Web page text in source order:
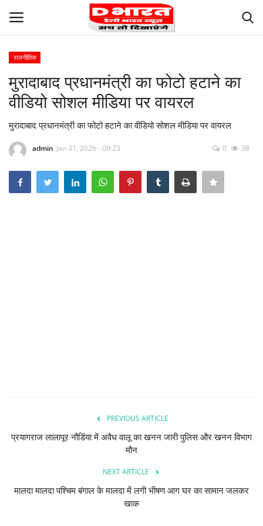
Contact us
Privacy
Careers
शिक्षा
Live TV
राजनीतिक
मुरादाबाद प्रधानमंत्री का फोटो हटाने का
वीडियो सोशल मीडिया पर वायरल
मुरादाबाद प्रधानमंत्री का फोटो हटाने का वीडियो सोशल मीडिया पर वायरल
admin Jan 31, 2026 - 09:23 0 38
PREVIOUS ARTICLE
प्रयागराज लालापूर नौडिंया में अवैध वालू का खनन जारी पुलिस और खनन विभाग
मौन
NEXT ARTICLE
मालदा मालदा पश्चिम बंगाल के मालदा में लगी भीषण आग घर का सामान जलकर
खाक